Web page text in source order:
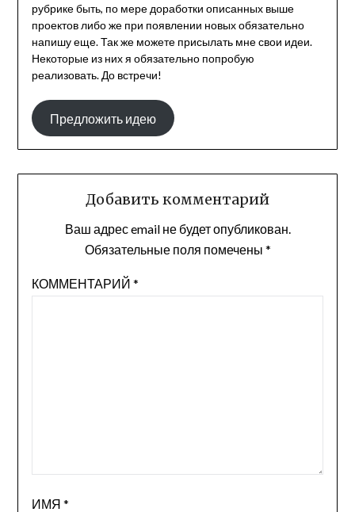
рубрике быть, по мере доработки описанных выше
проектов либо же при появлении новых обязательно
напишу еще. Так же можете присылать мне свои идеи.
Некоторые из них я обязательно попробую
реализовать. До встречи!
Предложить идею
Добавить комментарий
Ваш адрес email не будет опубликован.
Обязательные поля помечены *
КОММЕНТАРИЙ *
ИМЯ *